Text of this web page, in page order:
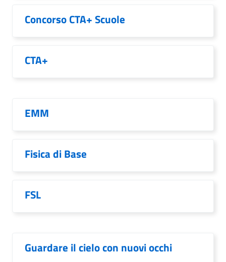
Concorso CTA+ Scuole
CTA+
EMM
Fisica di Base
FSL
Guardare il cielo con nuovi occhi